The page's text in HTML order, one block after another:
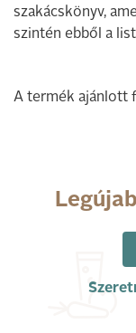
szakácskönyv,
szintén ebből a
A termék ajánlott